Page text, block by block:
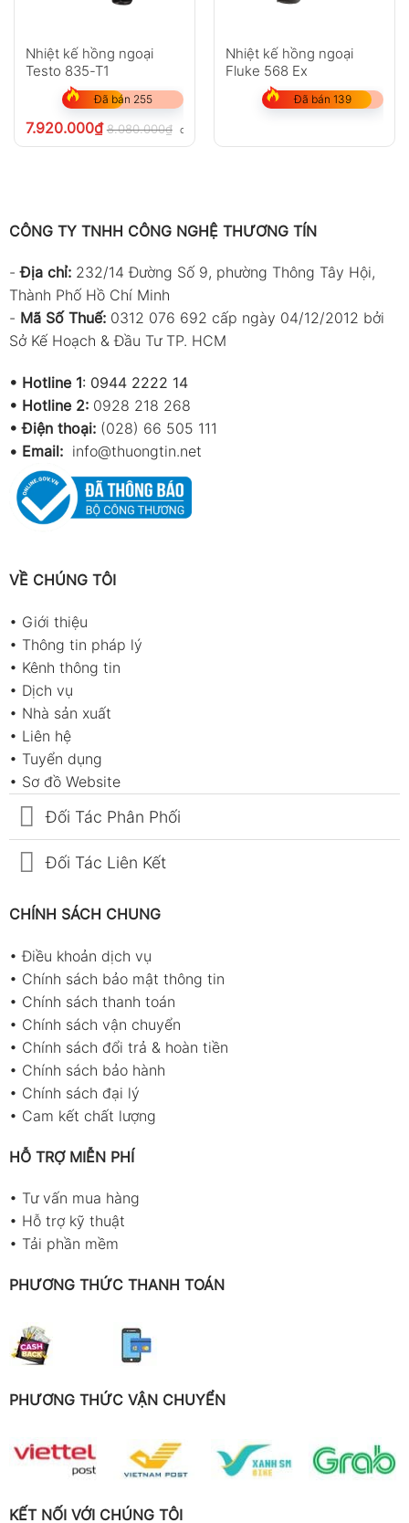
Nhiệt kế hồng ngoại
Testo 835-T1
Đã bán 255
7.920.000₫ 8.080.000₫ chưa VAT 8%
Nhiệt kế hồng ngoại
Fluke 568 Ex
Đã bán 139
CÔNG TY TNHH CÔNG NGHỆ THƯƠNG TÍN
-Địa chỉ: 232/14 Đường Số 9, phường Thông Tây Hội,
Thành Phố Hồ Chí Minh
- Mã Số Thuế: 0312 076 692 cấp ngày 04/12/2012 bởi
Sở Kế Hoạch & Đầu Tư TP. HCM
• Hotline 1: 0944 2222 14
• Hotline 2: 0928 218 268
• Điện thoại: (028) 66 505 111
• Email: info@thuongtin.net
VỀ CHÚNG TÔI
• Giới thiệu
• Thông tin pháp lý
• Kênh thông tin
• Dịch vụ
• Nhà sản xuất
• Liên hệ
• Tuyển dụng
• Sơ đồ Website
Đối Tác Phân Phối
Đối Tác Liên Kết
CHÍNH SÁCH CHUNG
•Điều khoản dịch vụ
• Chính sách bảo mật thông tin
• Chính sách thanh toán
• Chính sách vận chuyển
• Chính sách đổi trả & hoàn tiền
• Chính sách bảo hành
• Chính sách đại lý
• Cam kết chất lượng
HỖ TRỢ MIỄN PHÍ
• Tư vấn mua hàng
• Hỗ trợ kỹ thuật
• Tải phần mềm
PHƯƠNG THỨC THANH TOÁN
PHƯƠNG THỨC VẬN CHUYỂN
KẾT NỐI VỚI CHÚNG TÔI